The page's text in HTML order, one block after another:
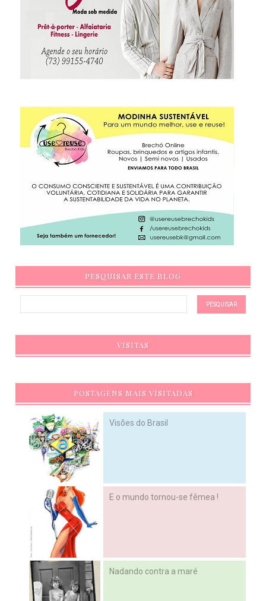
PESQUISAR ESTE BLOG
VISITAS
POSTAGENS MAIS VISITADAS
Visões do Brasil
E o mundo tornou-se fêmea !
Nadando contra a maré